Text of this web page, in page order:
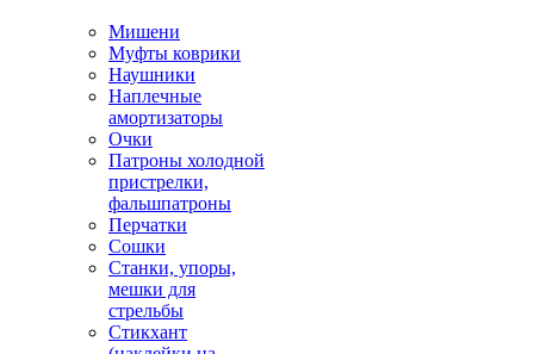
Мишени
Муфты коврики
Наушники
Наплечные
амортизаторы
Очки
Патроны холодной
пристрелки,
фальшпатроны
Перчатки
Сошки
Станки, упоры,
мешки для
стрельбы
Стикхант